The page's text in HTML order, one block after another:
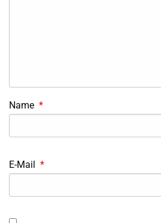
Name *
E-Mail *